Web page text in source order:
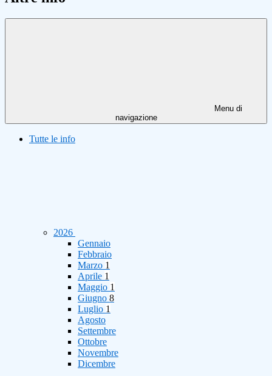
Menu di
navigazione
Tutte le info
2026
Gennaio
Febbraio
Marzo 1
Aprile 1
Maggio 1
Giugno 8
Luglio 1
Agosto
Settembre
Ottobre
Novembre
Dicembre